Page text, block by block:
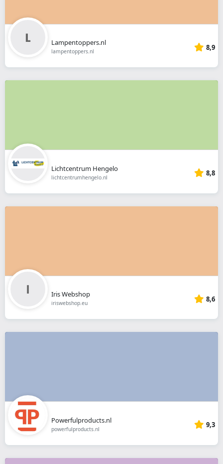
Lampentoppers.nl
lampentoppers.nl 8,9
Lichtcentrum Hengelo
lichtcentrumhengelo.nl 8,8
Iris Webshop
iriswebshop.eu 8,6
Powerfulproducts.nl
powerfulproducts.nl 9,3